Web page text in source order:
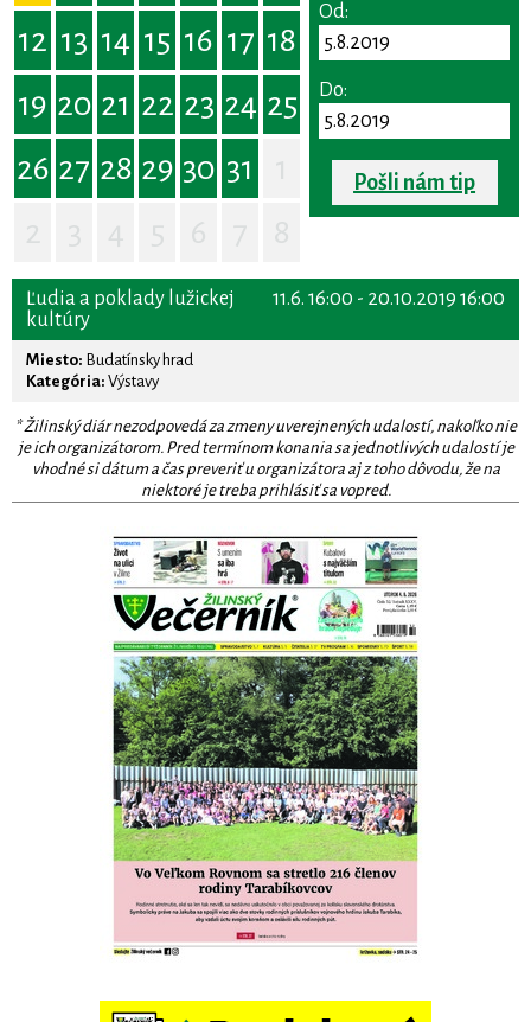
12 13 14 15 16 17 18
19 20 21 22 23 24 25
26 27 28 29 30 31
Od:
Do:
Pošli nám tip
11.6. 16:00 - 20.10.2019 16:00
Ľudia a poklady lužickej
kultúry
Miesto: Budatínsky hrad
Kategória: Výstavy
* Žilinský diár nezodpovedá za zmeny uverejnených udalostí, nakoľko nie
je ich organizátorom. Pred termínom konania sa jednotlivých udalostí je
vhodné si dátum a čas preveriť u organizátora aj z toho dôvodu, že na
niektoré je treba prihlásiť sa vopred.